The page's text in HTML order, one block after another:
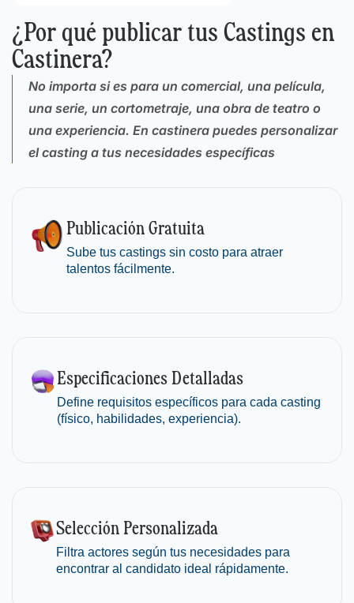
¿Por qué publicar tus Castings en
Castinera?
No importa si es para un comercial, una película,
una serie, un cortometraje, una obra de teatro o
una experiencia. En castinera puedes personalizar
el casting a tus necesidades específicas
Publicación Gratuita
Sube tus castings sin costo para atraer
talentos fácilmente.
EspecificacionesDetalladas
Define requisitos específicos para cada casting
(físico, habilidades, experiencia).
SelecciónPersonalizada
Filtra actores según tus necesidades para
encontrar al candidato ideal rápidamente.